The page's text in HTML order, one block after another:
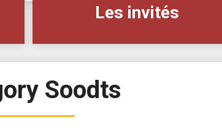
Les invités
Soodts